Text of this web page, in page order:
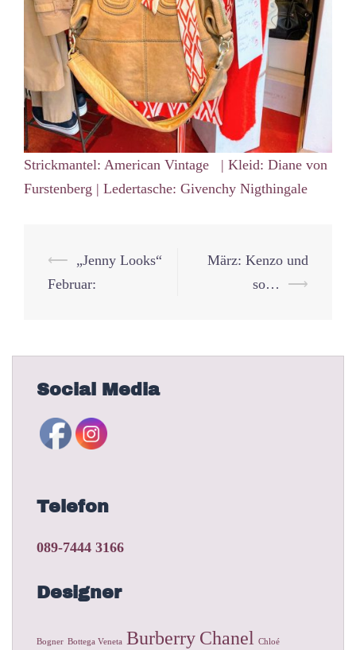
Strickmantel: American Vintage | Kleid: Diane von
Furstenberg | Ledertasche: Givenchy Nigthingale
Beitrags-
Navigation
⟵ „Jenny Looks“
Februar:
März: Kenzo und
so…
⟶
Social Media
Telefon
089-7444 3166
Designer
Bogner Bottega Veneta Burberry Chanel Chloé